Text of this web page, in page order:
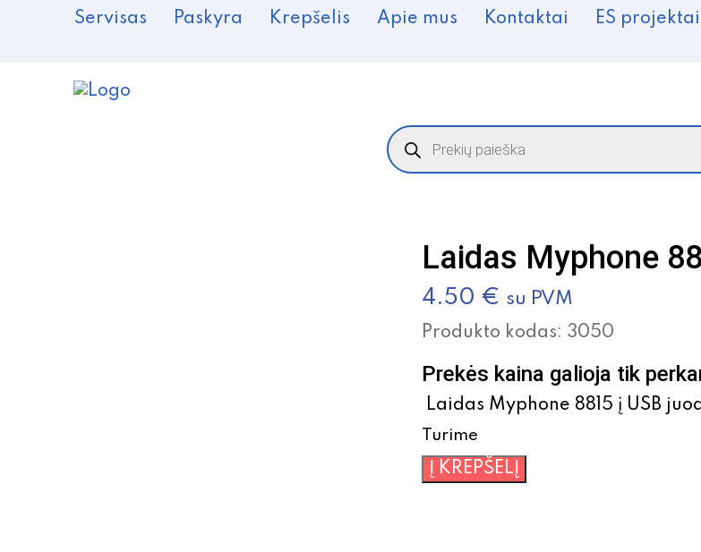
Servisas Paskyra Krepšelis Apie mus Kontaktai ES projektai
Products
search
Laidas Myphone
4.50 € su PVM
Produkto kodas: 3050
Prekės kaina galioja tik
Laidas Myphone 8815 į USB
Turime
produkto
kiekis:
Į KREPŠELĮ